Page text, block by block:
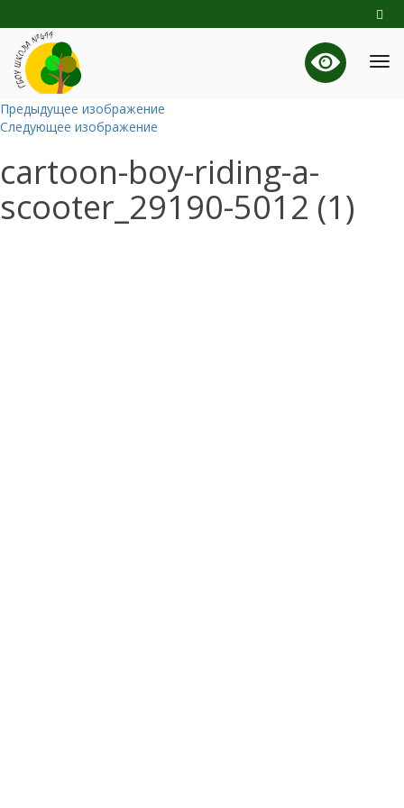
Предыдущее изображение
Следующее изображение
cartoon-boy-riding-a-
scooter_29190-5012 (1)